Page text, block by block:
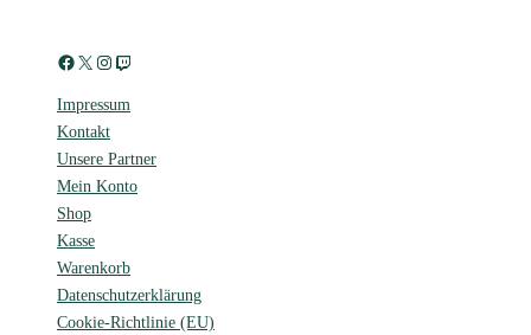
Facebook X Instagram Twitch
Impressum
Kontakt
Unsere Partner
Mein Konto
Shop
Kasse
Warenkorb
Datenschutzerklärung
Cookie-Richtlinie (EU)